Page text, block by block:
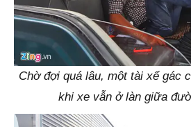
Chờ đợi quá lâu, một tài xế gác
khi xe vẫn ở làn giữa